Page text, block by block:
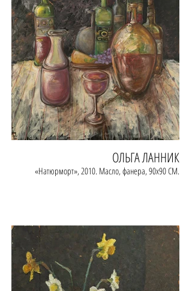
ОЛЬГА ЛАННИК
«Натюрморт», 2010. Масло, фанера, 90х90 СМ.